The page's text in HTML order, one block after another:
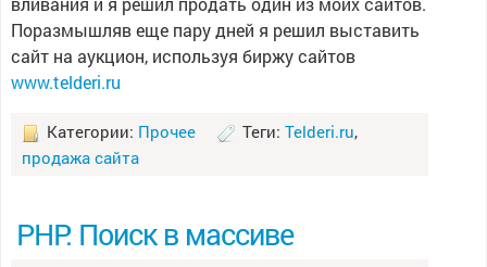
Поразмышляв еще пару дней я решил выставить
сайт на аукцион, используя биржу сайтов
www.telderi.ru
Категории: Прочее Теги: Telderi.ru,
продажа сайта
PHP: Поиск в массиве